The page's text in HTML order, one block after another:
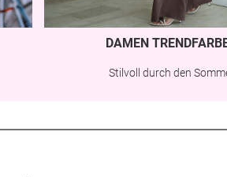
DAMEN
Stilvoll durch den